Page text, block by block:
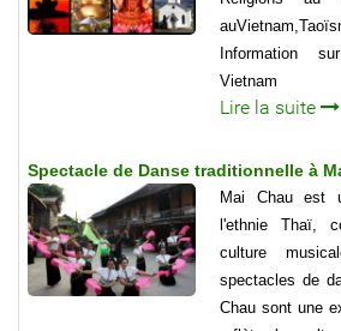
Information
Vietnam
Lire la suite
Spectacle de Danse traditionnelle à
Mai Chau est
l'ethnie Thaï,
culture
spectacles de
Chau sont une